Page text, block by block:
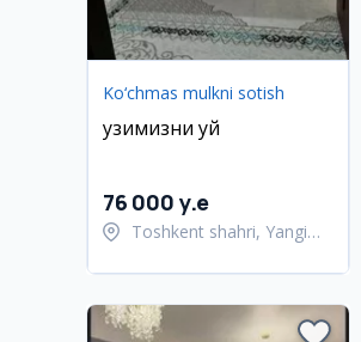
Ko‘chmas mulkni sotish
узимизни уй
76 000 y.e
Toshkent shahri, Yangi